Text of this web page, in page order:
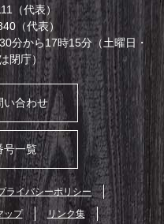
（代表）
（代表）
分から17時15分（土曜日・
閉庁）
い合わせ
号一覧
ライバシーポリシー
ップ リンク集